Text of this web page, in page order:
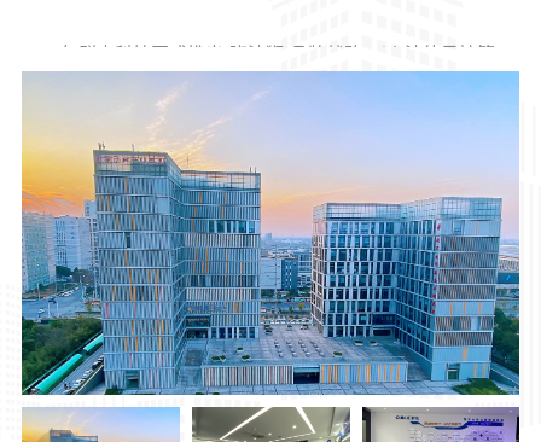
2025年群杰科技正式推出“晓法狮”品牌战略，以“法律风控管
理咨询+智能法律风控系统+法律风控全场景”立体化架构，实
现风控业务管理全覆盖，智能法律风控产品矩阵进化路线：
智能印章：实现印章安全风控管理
智能合同：实现合同起草、协同、审查、履约等全过程智能
化管理
智能案件管理：实现案件文书生成、过程跟踪、结案管理等
全过程智能化管理